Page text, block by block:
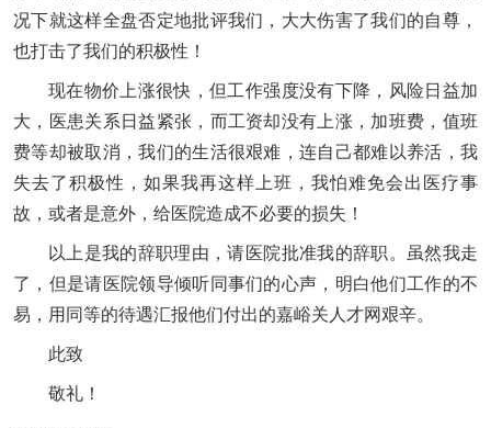
况下就这样全盘否定地批评我们，大大伤害了我们的自尊，
也打击了我们的积极性！
现在物价上涨很快，但工作强度没有下降，风险日益加
大，医患关系日益紧张，而工资却没有上涨，加班费，值班
费等却被取消，我们的生活很艰难，连自己都难以养活，我
失去了积极性，如果我再这样上班，我怕难免会出医疗事
故，或者是意外，给医院造成不必要的损失！
以上是我的辞职理由，请医院批准我的辞职。虽然我走
了，但是请医院领导倾听同事们的心声，明白他们工作的不
易，用同等的待遇汇报他们付出的嘉峪关人才网艰辛。
此致
敬礼！